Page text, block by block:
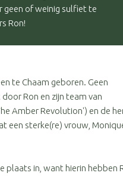
geen of weinig sulfiet te
Ron!
te Chaam geboren. Geen
Ron en zijn team van
Amber Revolution') en de
een sterke(re) vrouw,
plaats in, want hierin hebben